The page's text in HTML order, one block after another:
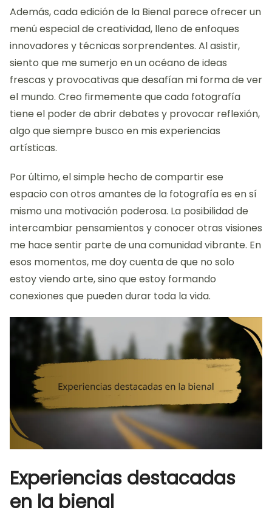
Además, cada edición de la Bienal parece ofrecer un
menú especial de creatividad, lleno de enfoques
innovadores y técnicas sorprendentes. Al asistir,
siento que me sumerjo en un océano de ideas
frescas y provocativas que desafían mi forma de ver
el mundo. Creo firmemente que cada fotografía
tiene el poder de abrir debates y provocar reflexión,
algo que siempre busco en mis experiencias
artísticas.
Por último, el simple hecho de compartir ese
espacio con otros amantes de la fotografía es en sí
mismo una motivación poderosa. La posibilidad de
intercambiar pensamientos y conocer otras visiones
me hace sentir parte de una comunidad vibrante. En
esos momentos, me doy cuenta de que no solo
estoy viendo arte, sino que estoy formando
conexiones que pueden durar toda la vida.
Experiencias destacadas
en la bienal